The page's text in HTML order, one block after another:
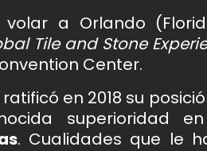
a Orlando
Tile and Stone
Center.
ratificó en 2018 su
superioridad
. Cualidades que le